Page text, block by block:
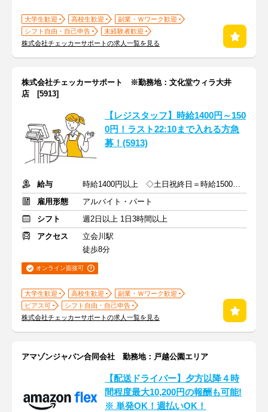
大学生歓迎 高校生歓迎
副業・Ｗワーク歓迎
シフト自由・自己申告
未経験者歓迎
株式会社チェッカーサポートの求人一覧を見る
株式会社チェッカーサポート ※勤務地：文化堂ウィラ大井
店 [5913]
【レジスタッフ】時給1400円～150
0円！ラスト22:10まで入れる方急
募！(5913)
給与
時給1400円以上 ◇土日祝終日＝時給1500円以上
雇用形態
アルバイト・パート
シフト
週2日以上 1日3時間以上
アクセス
立会川駅
徒歩8分
オンライン面接可
大学生歓迎 高校生歓迎
副業・Ｗワーク歓迎
ピアス可
シフト自由・自己申告
株式会社チェッカーサポートの求人一覧を見る
アマゾンジャパン合同会社 勤務地：戸越公園エリア
【配送ドライバー】夕方以降４時
間程度最大10,200円の報酬も可能!
※ 単発OK！週払いOK！